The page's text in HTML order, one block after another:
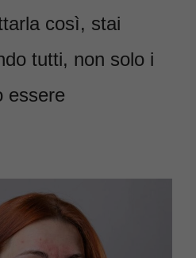
così, stai
tutti, non solo i
essere